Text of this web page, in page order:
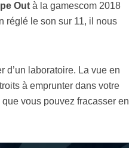
Out à la gamescom 2018
réglé le son sur 11, il nous
d’un laboratoire. La vue en
à emprunter dans votre
vous pouvez fracasser en